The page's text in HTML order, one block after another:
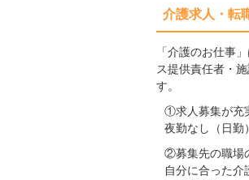
介護求人・転
「介護のお仕事
ス提供責任者・
す。
①求人募集が充
夜勤なし（日勤
②募集先の職場
自分に合った